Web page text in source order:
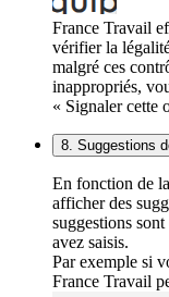
France Travail
vérifier la
malgré ces
inappropriés,
« Signaler cette
8. Suggestions
En fonction de
afficher des
suggestions
avez saisis.
Par exemple si
France Travail